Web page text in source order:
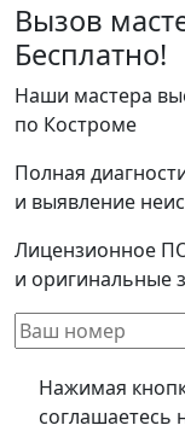
Вызов
Бесплатно!
Наши мастера
по Костроме
Полная
и выявление
Лицензионное
и оригинальные
Нажимая
соглашаетесь